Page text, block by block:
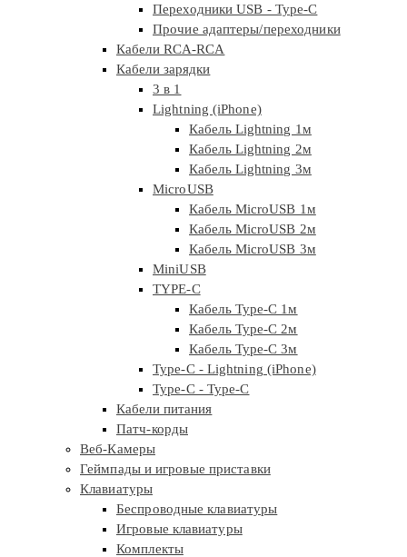
Переходники USB - Type-C
Прочие адаптеры/переходники
Кабели RCA-RCA
Кабели зарядки
3 в 1
Lightning (iPhone)
Кабель Lightning 1м
Кабель Lightning 2м
Кабель Lightning 3м
MicroUSB
Кабель MicroUSB 1м
Кабель MicroUSB 2м
Кабель MicroUSB 3м
MiniUSB
TYPE-C
Кабель Type-C 1м
Кабель Type-C 2м
Кабель Type-C 3м
Type-C - Lightning (iPhone)
Type-C - Type-C
Кабели питания
Патч-корды
Веб-Камеры
Геймпады и игровые приставки
Клавиатуры
Беспроводные клавиатуры
Игровые клавиатуры
Комплекты